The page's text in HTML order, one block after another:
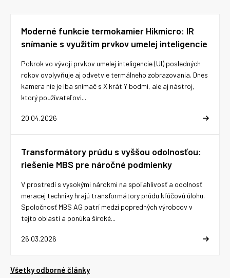
Moderné funkcie termokamier Hikmicro: IR
snímanie s využitím prvkov umelej inteligencie
20.04.2026
Pokrok vo vývoji prvkov umelej inteligencie (UI) posledných
rokov ovplyvňuje aj odvetvie termálneho zobrazovania. Dnes
kamera nie je iba snímač s X krát Y bodmi, ale aj nástroj,
ktorý používateľovi...
Transformátory prúdu s vyššou odolnosťou:
riešenie MBS pre náročné podmienky
26.03.2026
V prostredí s vysokými nárokmi na spoľahlivosť a odolnosť
meracej techniky hrajú transformátory prúdu kľúčovú úlohu.
Spoločnosť MBS AG patrí medzi popredných výrobcov v
tejto oblasti a ponúka široké...
Všetky odborné články